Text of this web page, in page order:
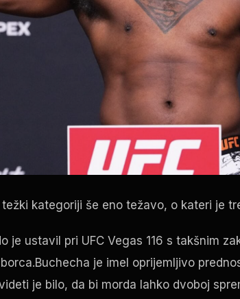
kategoriji še eno težavo, o kateri je
je ustavil pri UFC Vegas 116 s takšnim
je imel oprijemljivo
je bilo, da bi morda lahko dvoboj